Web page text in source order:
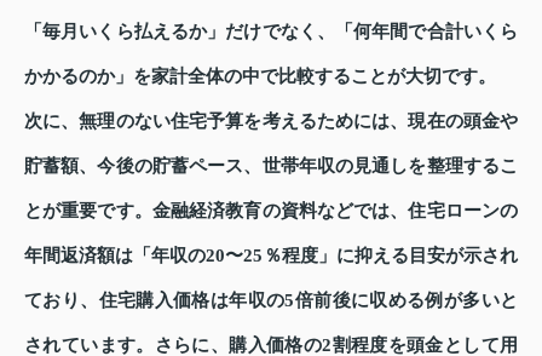
「毎月いくら払えるか」だけでなく、「何年間で合計いくら
かかるのか」を家計全体の中で比較することが大切です。
次に、無理のない住宅予算を考えるためには、現在の頭金や
貯蓄額、今後の貯蓄ペース、世帯年収の見通しを整理するこ
とが重要です。金融経済教育の資料などでは、住宅ローンの
年間返済額は「年収の20〜25％程度」に抑える目安が示され
ており、住宅購入価格は年収の5倍前後に収める例が多いと
されています。さらに、購入価格の2割程度を頭金として用